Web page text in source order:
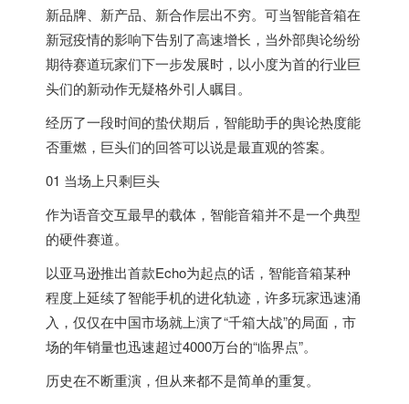
新品牌、新产品、新合作层出不穷。可当智能音箱在
新冠疫情的影响下告别了高速增长，当外部舆论纷纷
期待赛道玩家们下一步发展时，以小度为首的行业巨
头们的新动作无疑格外引人瞩目。
经历了一段时间的蛰伏期后，智能助手的舆论热度能
否重燃，巨头们的回答可以说是最直观的答案。
01 当场上只剩巨头
作为语音交互最早的载体，智能音箱并不是一个典型
的硬件赛道。
以亚马逊推出首款Echo为起点的话，智能音箱某种
程度上延续了智能手机的进化轨迹，许多玩家迅速涌
入，仅仅在中国市场就上演了“千箱大战”的局面，市
场的年销量也迅速超过4000万台的“临界点”。
历史在不断重演，但从来都不是简单的重复。